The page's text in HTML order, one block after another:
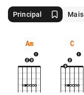
Principal Mais
Am C